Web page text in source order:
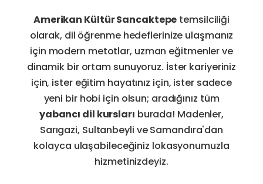
Amerikan Kültür Sancaktepe temsilciliği
olarak, dil öğrenme hedeflerinize ulaşmanız
için modern metotlar, uzman eğitmenler ve
dinamik bir ortam sunuyoruz. İster kariyeriniz
için, ister eğitim hayatınız için, ister sadece
yeni bir hobi için olsun; aradığınız tüm
yabancı dil kursları burada! Madenler,
Sarıgazi, Sultanbeyli ve Samandıra'dan
kolayca ulaşabileceğiniz lokasyonumuzla
hizmetinizdeyiz.